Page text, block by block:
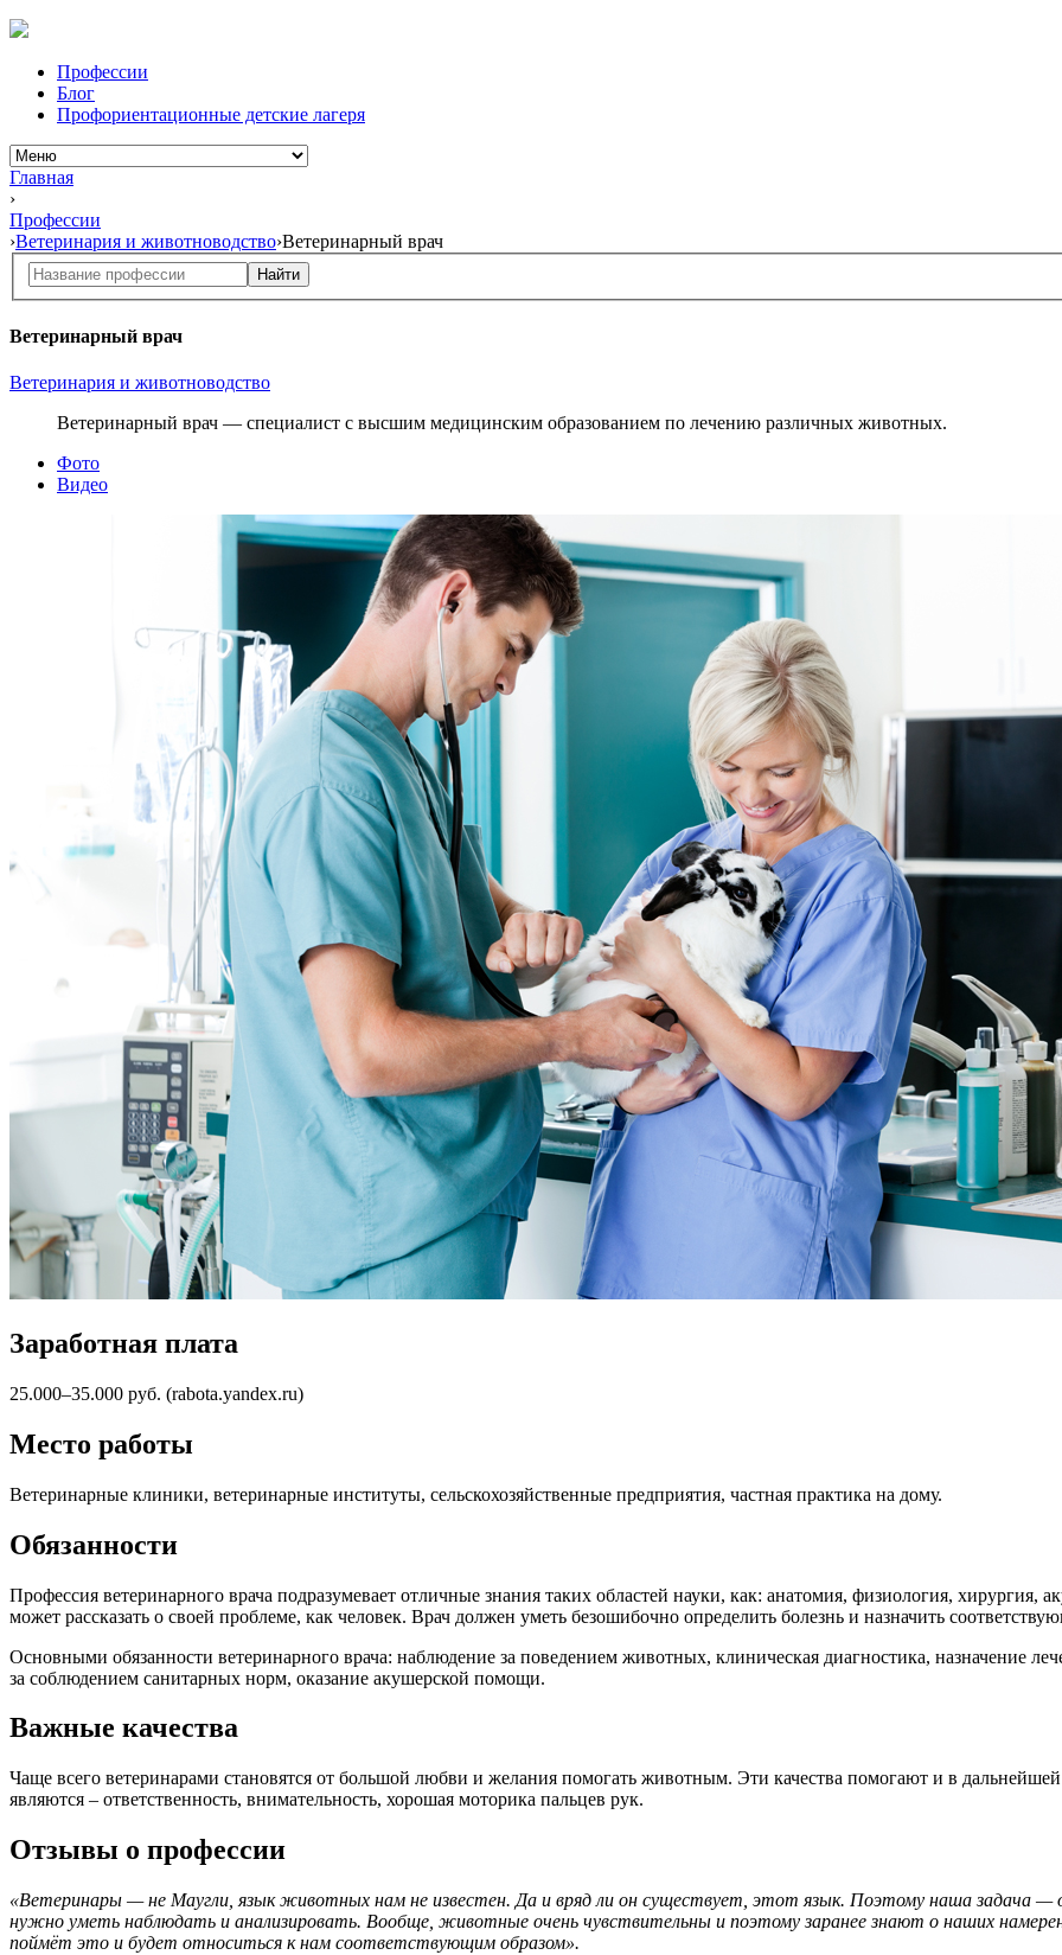
Профессии
Блог
Профориентационные детские лагеря
Главная
›
Профессии
›Ветеринария и животноводство›Ветеринарный врач
Найти
Ветеринарный врач
Ветеринария и животноводство
Ветеринарный врач — специалист с высшим медицинским образованием по лечению различных животных.
Фото
Видео
Заработная плата
25.000–35.000 руб. (rabota.yandex.ru)
Место работы
Ветеринарные клиники, ветеринарные институты, сельскохозяйственные предприятия, частная практика на дому.
Обязанности
Профессия ветеринарного врача подразумевает отличные знания таких областей науки, как: анатомия, физиология,
может рассказать о своей проблеме, как человек. Врач должен уметь безошибочно определить болезнь и назначить
Основными обязанности ветеринарного врача: наблюдение за поведением животных, клиническая диагностика, назначение
за соблюдением санитарных норм, оказание акушерской помощи.
Важные качества
Чаще всего ветеринарами становятся от большой любви и желания помогать животным. Эти качества помогают и в дальнейшей
являются – ответственность, внимательность, хорошая моторика пальцев рук.
Отзывы о профессии
«Ветеринары — не Маугли, язык животных нам не известен. Да и вряд ли он существует, этот язык. Поэтому нашазадача —
нужно уметь наблюдать и анализировать. Вообще, животные очень чувствительны и поэтому заранее знают о наших
поймёт это и будет относиться к нам соответствующим образом».